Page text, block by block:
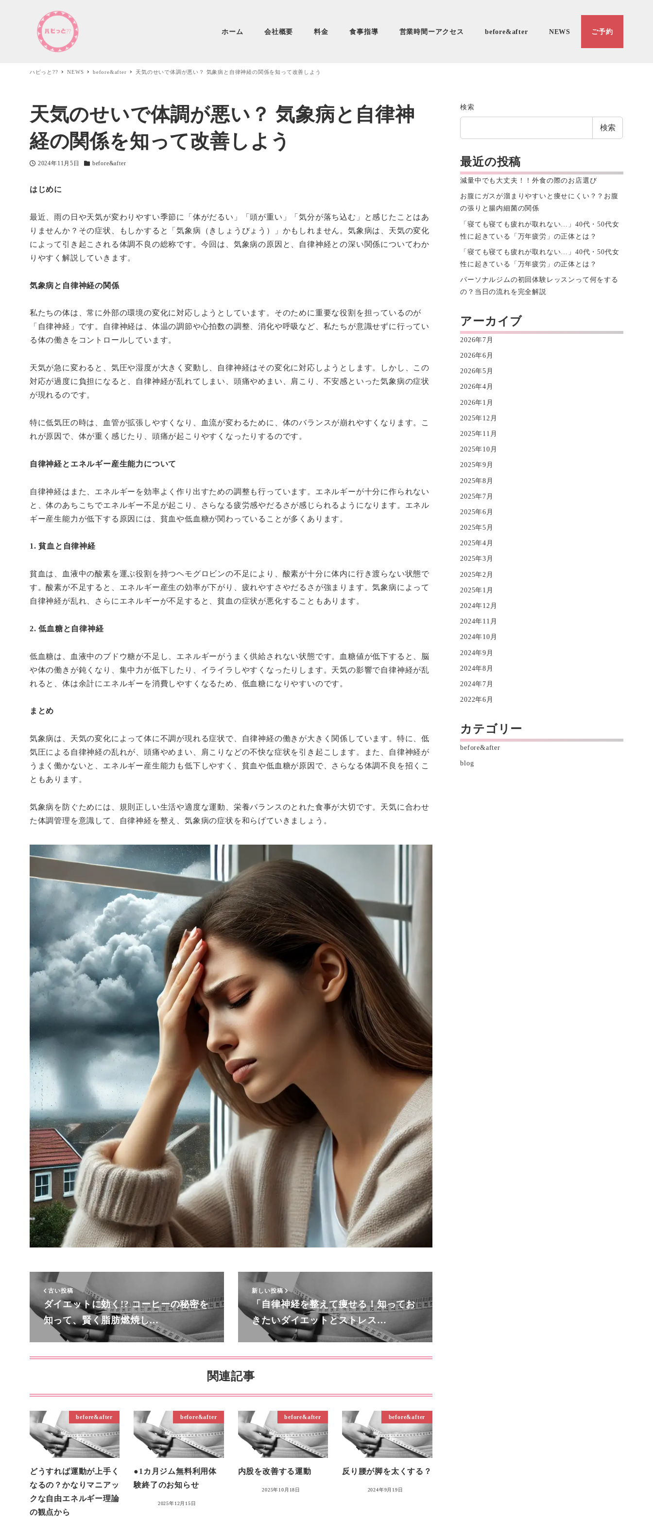
ホーム 会社概要 料金 食事指導 営業時間ーアクセス before&after NEWS ご予約
ハピっと?? NEWS before&after 天気のせいで体調が悪い？ 気象病と自律神経の関係を知って改善しよう
天気のせいで体調が悪い？ 気象病と自律神
経の関係を知って改善しよう
投稿日
2024年11月5日
カテゴリー
before&after
はじめに
最近、雨の日や天気が変わりやすい季節に「体がだるい」「頭が重い」「気分が落ち込む」と感じたことはあ
りませんか？その症状、もしかすると「気象病（きしょうびょう）」かもしれません。気象病は、天気の変化
によって引き起こされる体調不良の総称です。今回は、気象病の原因と、自律神経との深い関係についてわか
りやすく解説していきます。
気象病と自律神経の関係
私たちの体は、常に外部の環境の変化に対応しようとしています。そのために重要な役割を担っているのが
「自律神経」です。自律神経は、体温の調節や心拍数の調整、消化や呼吸など、私たちが意識せずに行ってい
る体の働きをコントロールしています。
天気が急に変わると、気圧や湿度が大きく変動し、自律神経はその変化に対応しようとします。しかし、この
対応が過度に負担になると、自律神経が乱れてしまい、頭痛やめまい、肩こり、不安感といった気象病の症状
が現れるのです。
特に低気圧の時は、血管が拡張しやすくなり、血流が変わるために、体のバランスが崩れやすくなります。こ
れが原因で、体が重く感じたり、頭痛が起こりやすくなったりするのです。
自律神経とエネルギー産生能力について
自律神経はまた、エネルギーを効率よく作り出すための調整も行っています。エネルギーが十分に作られない
と、体のあちこちでエネルギー不足が起こり、さらなる疲労感やだるさが感じられるようになります。エネル
ギー産生能力が低下する原因には、貧血や低血糖が関わっていることが多くあります。
1. 貧血と自律神経
貧血は、血液中の酸素を運ぶ役割を持つヘモグロビンの不足により、酸素が十分に体内に行き渡らない状態で
す。酸素が不足すると、エネルギー産生の効率が下がり、疲れやすさやだるさが強まります。気象病によって
自律神経が乱れ、さらにエネルギーが不足すると、貧血の症状が悪化することもあります。
2. 低血糖と自律神経
低血糖は、血液中のブドウ糖が不足し、エネルギーがうまく供給されない状態です。血糖値が低下すると、脳
や体の働きが鈍くなり、集中力が低下したり、イライラしやすくなったりします。天気の影響で自律神経が乱
れると、体は余計にエネルギーを消費しやすくなるため、低血糖になりやすいのです。
まとめ
気象病は、天気の変化によって体に不調が現れる症状で、自律神経の働きが大きく関係しています。特に、低
気圧による自律神経の乱れが、頭痛やめまい、肩こりなどの不快な症状を引き起こします。また、自律神経が
うまく働かないと、エネルギー産生能力も低下しやすく、貧血や低血糖が原因で、さらなる体調不良を招くこ
ともあります。
気象病を防ぐためには、規則正しい生活や適度な運動、栄養バランスのとれた食事が大切です。天気に合わせ
た体調管理を意識して、自律神経を整え、気象病の症状を和らげていきましょう。
古い投稿
ダイエットに効く!? コーヒーの秘密を
知って、賢く脂肪燃焼し…
新しい投稿
「自律神経を整えて痩せる！知ってお
きたいダイエットとストレス…
関連記事
before&after
どうすれば運動が上手く
なるの？かなりマニアッ
クな自由エネルギー理論
の観点から
before&after
●1カ月ジム無料利用体
験終了のお知らせ
2025年12月15日
before&after
内股を改善する運動
2025年10月18日
before&after
反り腰が脚を太くする？
2024年9月19日
検索
検索
最近の投稿
減量中でも大丈夫！！外食の際のお店選び
お腹にガスが溜まりやすいと痩せにくい？？お腹
の張りと腸内細菌の関係
「寝ても寝ても疲れが取れない…」40代・50代女
性に起きている「万年疲労」の正体とは？
「寝ても寝ても疲れが取れない…」40代・50代女
性に起きている「万年疲労」の正体とは？
パーソナルジムの初回体験レッスンって何をする
の？当日の流れを完全解説
アーカイブ
2026年7月
2026年6月
2026年5月
2026年4月
2026年1月
2025年12月
2025年11月
2025年10月
2025年9月
2025年8月
2025年7月
2025年6月
2025年5月
2025年4月
2025年3月
2025年2月
2025年1月
2024年12月
2024年11月
2024年10月
2024年9月
2024年8月
2024年7月
2022年6月
カテゴリー
before&after
blog